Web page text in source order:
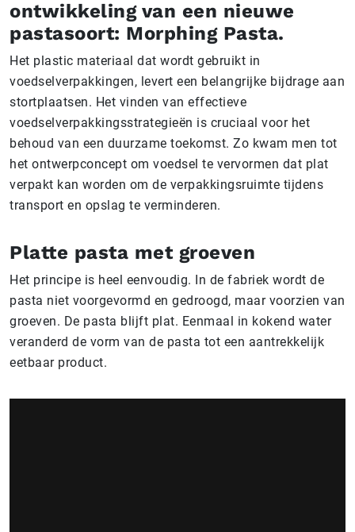
ontwikkeling van een nieuwe
pastasoort: Morphing Pasta.
Het plastic materiaal dat wordt gebruikt in
voedselverpakkingen, levert een belangrijke bijdrage aan
stortplaatsen. Het vinden van effectieve
voedselverpakkingsstrategieën is cruciaal voor het
behoud van een duurzame toekomst. Zo kwam men tot
het ontwerpconcept om voedsel te vervormen dat plat
verpakt kan worden om de verpakkingsruimte tijdens
transport en opslag te verminderen.
Platte pasta met groeven
Het principe is heel eenvoudig. In de fabriek wordt de
pasta niet voorgevormd en gedroogd, maar voorzien van
groeven. De pasta blijft plat. Eenmaal in kokend water
veranderd de vorm van de pasta tot een aantrekkelijk
eetbaar product.